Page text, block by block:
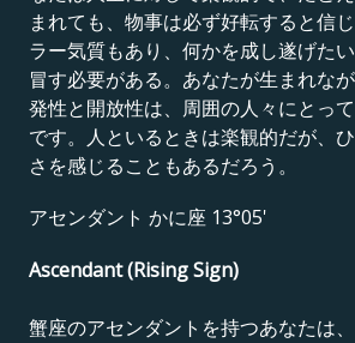
まれても、物事は必ず好転すると信じ
ラー気質もあり、何かを成し遂げたい
冒す必要がある。あなたが生まれなが
発性と開放性は、周囲の人々にとって
です。人といるときは楽観的だが、ひ
さを感じることもあるだろう。
アセンダント かに座 13°05'
Ascendant (Rising Sign)
蟹座のアセンダントを持つあなたは、